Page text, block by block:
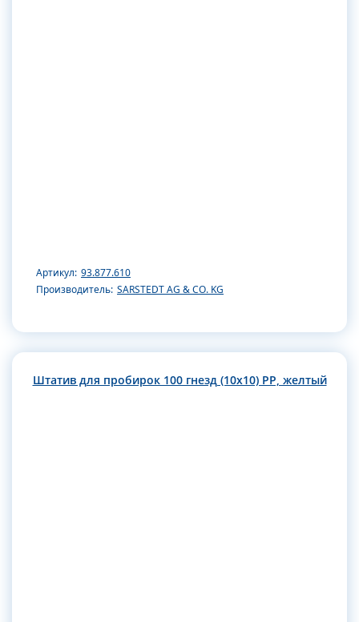
Артикул: 93.877.610
Производитель: SARSTEDT AG & CO. KG
Штатив для пробирок 100 гнезд (10х10) РР, желтый